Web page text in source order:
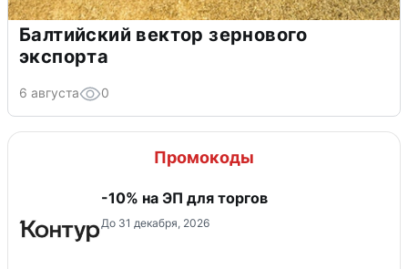
Балтийский вектор зернового
экспорта
6 августа 0
Промокоды
-10% на ЭП для торгов
До 31 декабря, 2026